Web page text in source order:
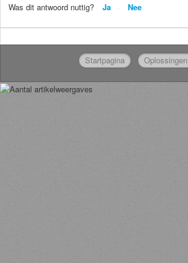
Was dit antwoord nuttig? Ja Nee
Startpagina Oplossingen